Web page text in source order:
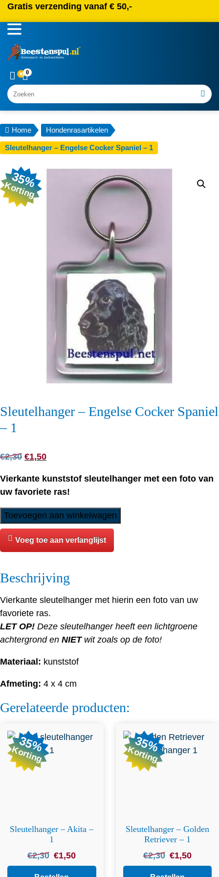
Gratis verzending vanaf € 50,-
0
Zoeken
Home Hondenrasartikelen
Sleutelhanger – Engelse Cocker Spaniel – 1
35%
Korting
Sleutelhanger – Engelse Cocker Spaniel
– 1
€2,30 Oorspronkelijke
was:
€2,30.
€1,50Huidige
is:
€1,50.
Vierkante kunststof sleutelhanger met een foto van
uw favoriete ras!
Sleutelhanger
-
Engelse
Cocker
-
aantal
Toevoegen aan winkelwagen
Voeg toe aan verlanglijst
Beschrijving
Vierkante sleutelhanger met hierin een foto van uw
favoriete ras.
LET OP! Deze sleutelhanger heeft een lichtgroene
achtergrond en NIETwit zoals op de foto!
Materiaal: kunststof
Afmeting: 4 x 4 cm
Gerelateerde producten:
35%
Korting
Sleutelhanger – Akita –
1
€2,30 Oorspronkelijke
prijs
€1,50Huidige
prijs
35%
Korting
Sleutelhanger – Golden
Retriever – 1
€2,30 Oorspronkelijke
prijs
€1,50Huidige
prijs